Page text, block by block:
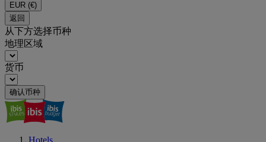
EUR (€)
返回
从下方选择币种
地理区域
货币
确认币种
Hotels